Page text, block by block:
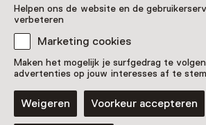
Helpen ons de website en de
verbeteren
Marketing cookies
Maken het mogelijk je surfgedrag te
advertenties op jouw interesses af te
Weigeren Voorkeur accepteren
Onderhuids – ontdek de
van de preparateur
T/m 30 augustus van 10:00